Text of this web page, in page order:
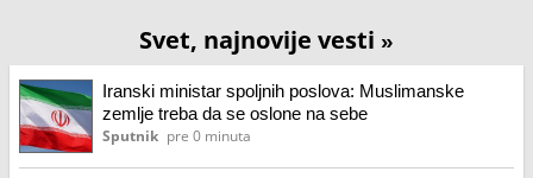
Svet, najnovije vesti »
Iranski ministar spoljnih poslova: Muslimanske
zemlje treba da se oslone na sebe
Sputnik pre 0 minuta